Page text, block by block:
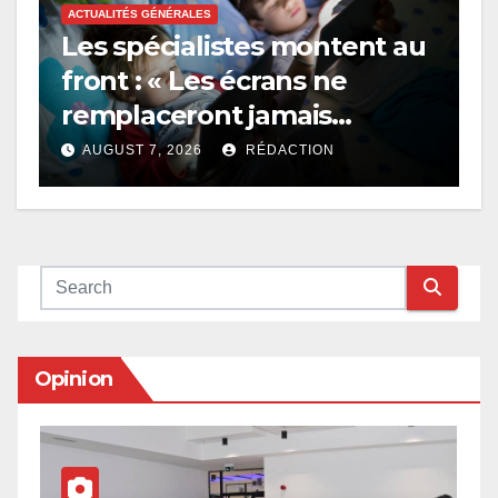
ACTUALITÉS GÉNÉRALES
Les spécialistes montent au
front : « Les écrans ne
remplaceront jamais
l’amour, le jeu et la
présence des parents »
AUGUST 7, 2026 RÉDACTION
Opinion